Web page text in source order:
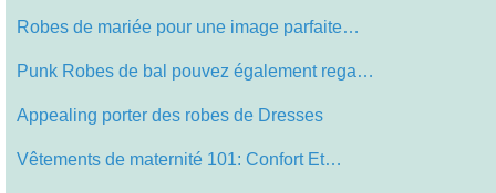
Robes de mariée pour une image parfaite…
Punk Robes de bal pouvez également rega…
Appealing porter des robes de Dresses
Vêtements de maternité 101: Confort Et…